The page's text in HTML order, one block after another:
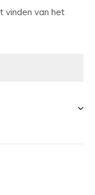
vinden van het